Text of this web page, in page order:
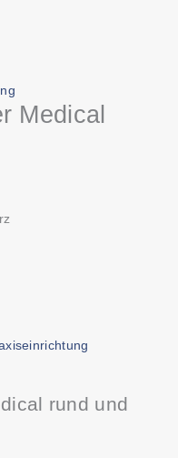
Medical
rund und